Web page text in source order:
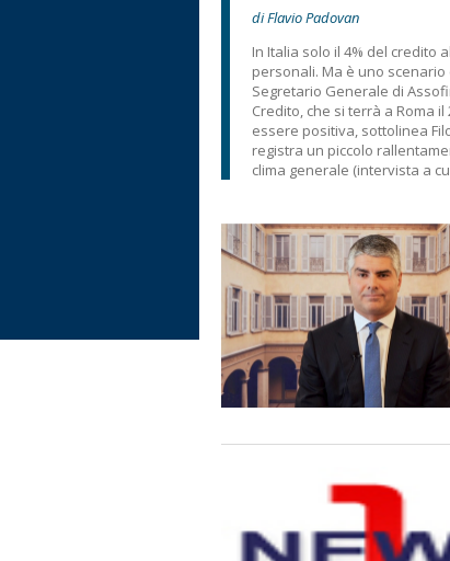
di Flavio Padovan
In Italia solo il 4% del credito
personali. Ma è uno
Segretario Generale di
Credito, che si terrà a Roma
essere positiva, sottolinea
registra un piccolo
clima generale (intervista a